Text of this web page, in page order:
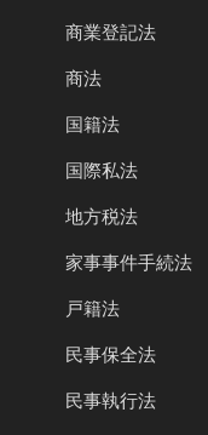
商業登記法
商法
国籍法
国際私法
地方税法
家事事件手続法
戸籍法
民事保全法
民事執行法